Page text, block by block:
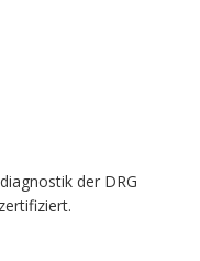
der DRG